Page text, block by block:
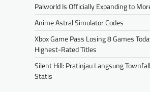
Palworld Is Officially Expanding to
Anime Astral Simulator Codes
Xbox Game Pass Losing 8 Games
Highest-Rated Titles
Silent Hill: Pratinjau Langsung
Statis